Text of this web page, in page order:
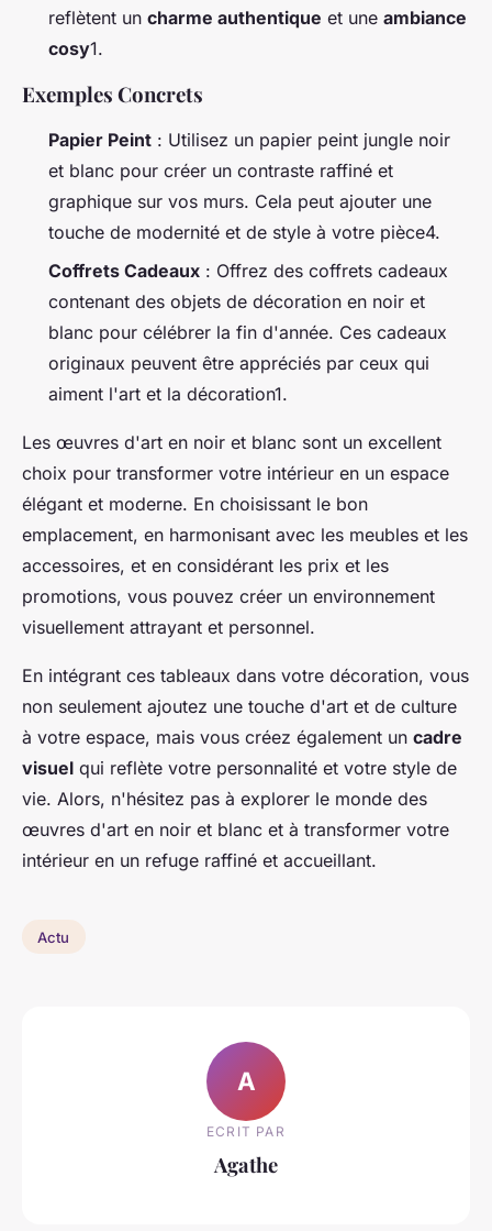
reflètent un charme authentique et une ambiance
cosy1.
Exemples Concrets
Papier Peint : Utilisez un papier peint jungle noir
et blanc pour créer un contraste raffiné et
graphique sur vos murs. Cela peut ajouter une
touche de modernité et de style à votre pièce4.
Coffrets Cadeaux : Offrez des coffrets cadeaux
contenant des objets de décoration en noir et
blanc pour célébrer la fin d'année. Ces cadeaux
originaux peuvent être appréciés par ceux qui
aiment l'art et la décoration1.
Les œuvres d'art en noir et blanc sont un excellent
choix pour transformer votre intérieur en un espace
élégant et moderne. En choisissant le bon
emplacement, en harmonisant avec les meubles et les
accessoires, et en considérant les prix et les
promotions, vous pouvez créer un environnement
visuellement attrayant et personnel.
En intégrant ces tableaux dans votre décoration, vous
non seulement ajoutez une touche d'art et de culture
à votre espace, mais vous créez également un cadre
visuel qui reflète votre personnalité et votre style de
vie. Alors, n'hésitez pas à explorer le monde des
œuvres d'art en noir et blanc et à transformer votre
intérieur en un refuge raffiné et accueillant.
Actu
A
ECRIT PAR
Agathe